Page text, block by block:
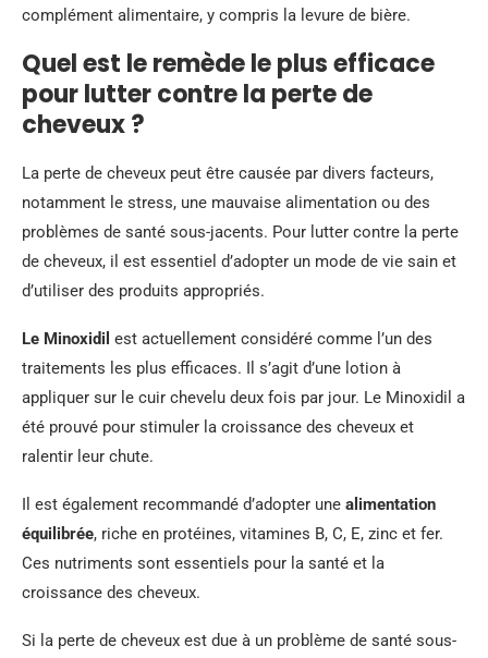
complément alimentaire, y compris la levure de bière.
Quel est le remède le plus efficace
pour lutter contre la perte de
cheveux ?
La perte de cheveux peut être causée par divers facteurs,
notamment le stress, une mauvaise alimentation ou des
problèmes de santé sous-jacents. Pour lutter contre la perte
de cheveux, il est essentiel d’adopter un mode de vie sain et
d’utiliser des produits appropriés.
Le Minoxidil est actuellement considéré comme l’un des
traitements les plus efficaces. Il s’agit d’une lotion à
appliquer sur le cuir chevelu deux fois par jour. Le Minoxidil a
été prouvé pour stimuler la croissance des cheveux et
ralentir leur chute.
Il est également recommandé d’adopter une alimentation
équilibrée, riche en protéines, vitamines B, C, E, zinc et fer.
Ces nutriments sont essentiels pour la santé et la
croissance des cheveux.
Si la perte de cheveux est due à un problème de santé sous-